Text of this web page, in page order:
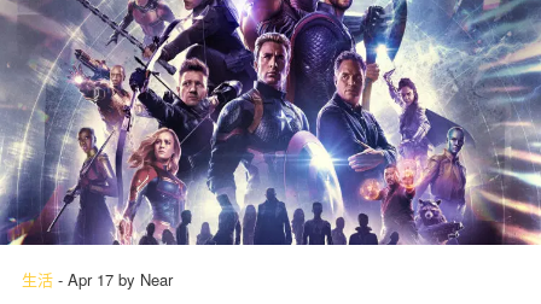
生活 - Apr 17 by Near